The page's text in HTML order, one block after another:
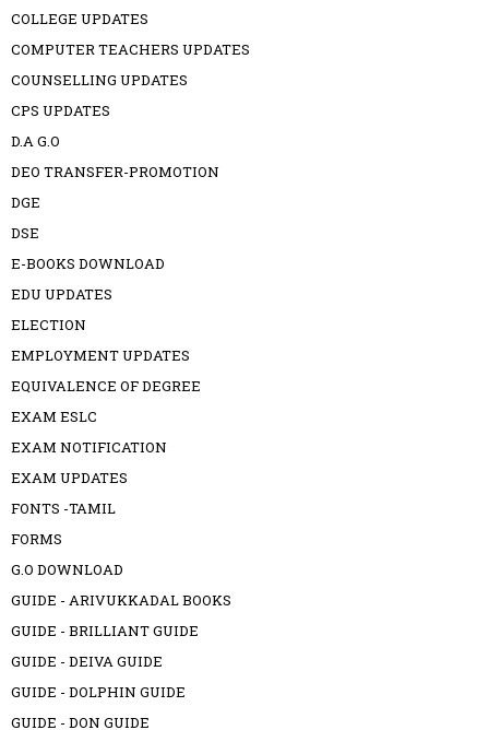
COLLEGE UPDATES
COMPUTER TEACHERS UPDATES
COUNSELLING UPDATES
CPS UPDATES
D.A G.O
DEO TRANSFER-PROMOTION
DGE
DSE
E-BOOKS DOWNLOAD
EDU UPDATES
ELECTION
EMPLOYMENT UPDATES
EQUIVALENCE OF DEGREE
EXAM ESLC
EXAM NOTIFICATION
EXAM UPDATES
FONTS -TAMIL
FORMS
G.O DOWNLOAD
GUIDE - ARIVUKKADAL BOOKS
GUIDE - BRILLIANT GUIDE
GUIDE - DEIVA GUIDE
GUIDE - DOLPHIN GUIDE
GUIDE - DON GUIDE